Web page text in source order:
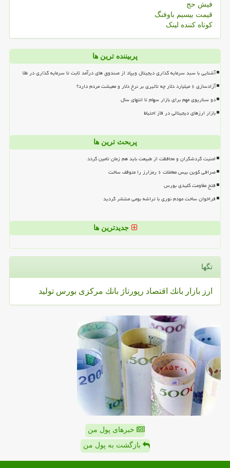
فیش حج
قیمت بیسیم باوفنگ
کوتاه کننده لینک
پربیننده ترین ها
آشنایی با سبد سرمایه گذاری دیجیتال ویپاد از صندوق های درآمد ثابت تا سرمایه گذاری در طلا
آزادسازی ۶ میلیارد دلار چه تاثیری بر نرخ دلار و معیشت مردم دارد؟
دو سناریوی مهم برای بازار سهام تا انتهای سال
بازار ارزهای دیجیتالی در فاز احتیاط
پربحث ترین ها
امنیت گردشگران و محافظت از طبیعت باید هم زمان تامین گردد
صرافی کوین بیس معاملات ۶ رمزارز را متوقف ساخت
فتح مقاومت کلیدی بورس
فراخوان ساخت مودم نوری با تراشه بومی منتشر گردید
جدیدترین ها
تگها
ارز بازار بانك اقتصاد رپورتاژ بانك مركزی بورس تولید
خبرهای پول من
بازگشت به پول من